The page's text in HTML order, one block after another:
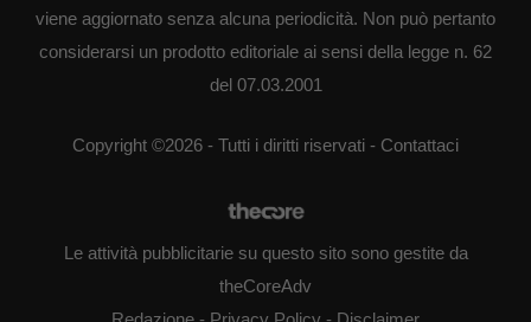
viene aggiornato senza alcuna periodicità. Non può pertanto
considerarsi un prodotto editoriale ai sensi della legge n. 62
del 07.03.2001
Copyright ©2026 - Tutti i diritti riservati - Contattaci
Le attività pubblicitarie su questo sito sono gestite da
theCoreAdv